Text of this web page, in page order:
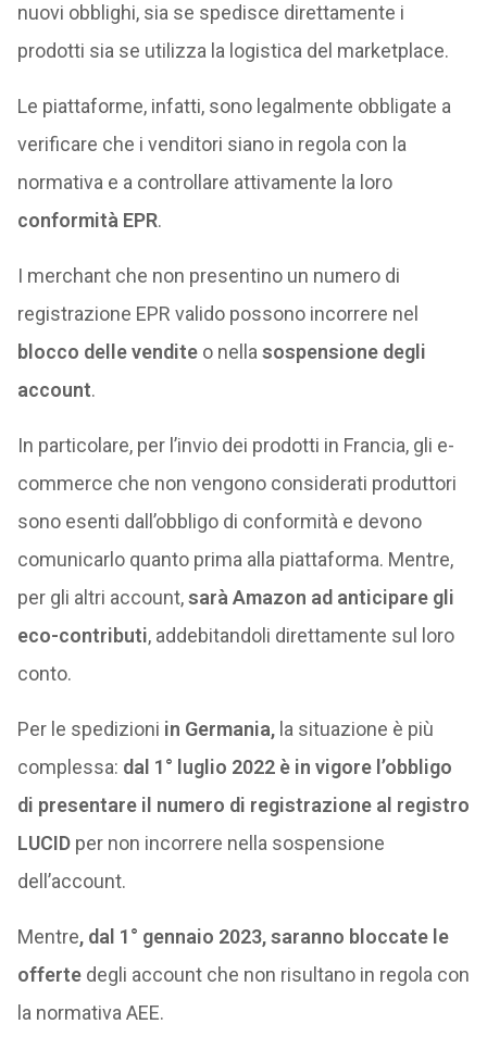
nuovi obblighi, sia se spedisce direttamente i
prodotti sia se utilizza la logistica del marketplace.
Le piattaforme, infatti, sono legalmente obbligate a
verificare che i venditori siano in regola con la
normativa e a controllare attivamente la loro
conformità EPR.
I merchant che non presentino un numero di
registrazione EPR valido possono incorrere nel
blocco delle venditeo nella sospensione degli
account.
In particolare, per l’invio dei prodotti in Francia, gli e-
commerce che non vengono considerati produttori
sono esenti dall’obbligo di conformità e devono
comunicarlo quanto prima alla piattaforma. Mentre,
per gli altri account,sarà Amazon ad anticipare gli
eco-contributi, addebitandoli direttamente sul loro
conto.
Per le spedizioni in Germania,la situazione è più
complessa: dal 1° luglio 2022 è in vigore l’obbligo
di presentare il numero di registrazione al registro
LUCIDper non incorrere nella sospensione
dell’account.
Mentre, dal 1° gennaio 2023, saranno bloccate le
offertedegli account che non risultano in regola con
la normativa AEE.